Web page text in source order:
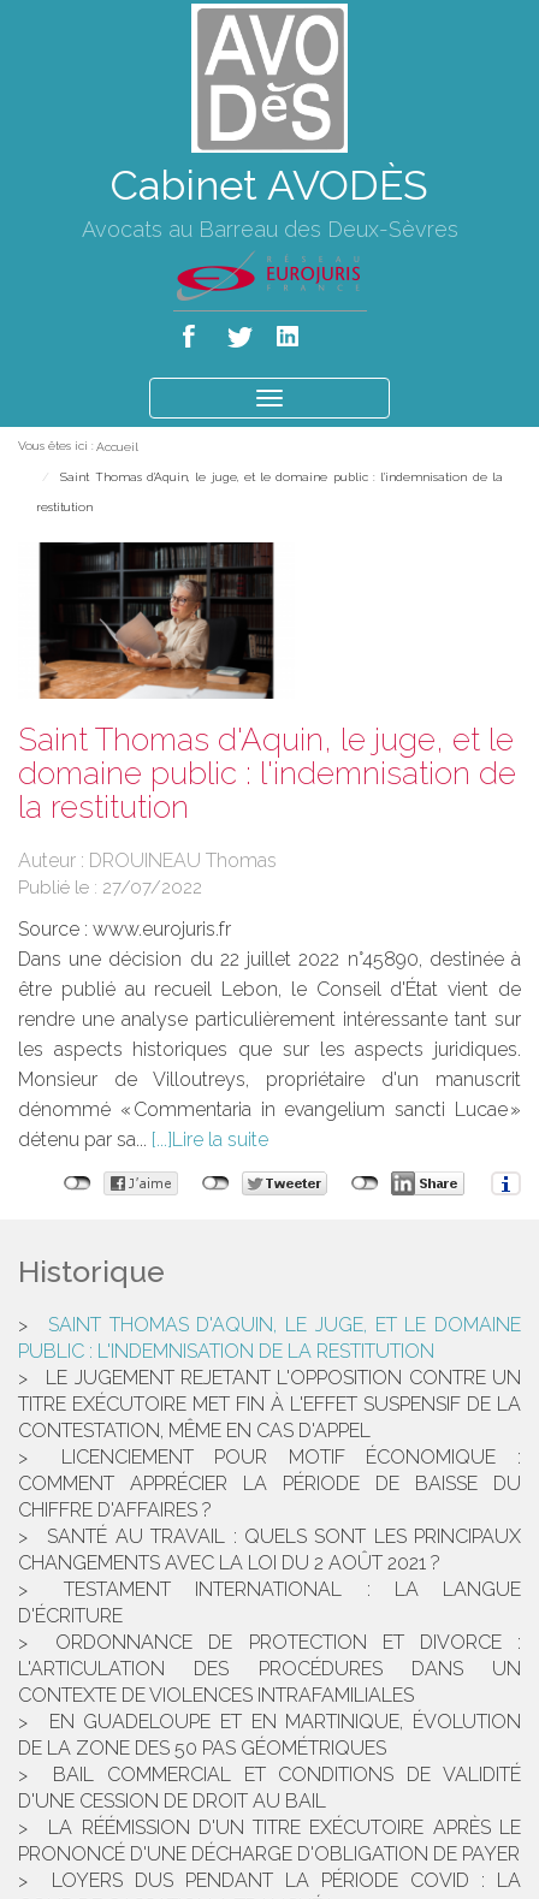
Cabinet AVODÈS
Avocats au Barreau des Deux-Sèvres
le
Vous êtes ici : Accueil
Saint Thomas d'Aquin, le juge, et le domaine public : l'indemnisation de la
restitution
Saint Thomas d'Aquin, le juge, et le
domaine public : l'indemnisation de
la restitution
Auteur : DROUINEAU Thomas
Publié le : 27/07/2022
Source : www.eurojuris.fr
Dans une décision du 22 juillet 2022 n°45890, destinée à
être publié au recueil Lebon, le Conseil d'État vient de
rendre une analyse particulièrement intéressante tant sur
les aspects historiques que sur les aspects juridiques.
Monsieur de Villoutreys, propriétaire d'un manuscrit
dénommé « Commentaria in evangelium sancti Lucae »
détenu par sa...
Lire la suite
Historique
SAINT THOMAS D'AQUIN, LE JUGE, ET LE DOMAINE
PUBLIC : L'INDEMNISATION DE LA RESTITUTION
LE JUGEMENT REJETANT L'OPPOSITION CONTRE UN
TITRE EXÉCUTOIRE MET FIN À L'EFFET SUSPENSIF DE LA
CONTESTATION, MÊME EN CAS D'APPEL
LICENCIEMENT POUR MOTIF ÉCONOMIQUE :
COMMENT APPRÉCIER LA PÉRIODE DE BAISSE DU
CHIFFRE D'AFFAIRES ?
SANTÉ AU TRAVAIL : QUELS SONT LES PRINCIPAUX
CHANGEMENTS AVEC LA LOI DU 2 AOÛT 2021 ?
TESTAMENT INTERNATIONAL : LA LANGUE
D'ÉCRITURE
ORDONNANCE DE PROTECTION ET DIVORCE :
L'ARTICULATION DES PROCÉDURES DANS UN
CONTEXTE DE VIOLENCES INTRAFAMILIALES
EN GUADELOUPE ET EN MARTINIQUE, ÉVOLUTION
DE LA ZONE DES 50 PAS GÉOMÉTRIQUES
BAIL COMMERCIAL ET CONDITIONS DE VALIDITÉ
D'UNE CESSION DE DROIT AU BAIL
LA RÉÉMISSION D'UN TITRE EXÉCUTOIRE APRÈS LE
PRONONCÉ D'UNE DÉCHARGE D'OBLIGATION DE PAYER
LOYERS DUS PENDANT LA PÉRIODE COVID : LA